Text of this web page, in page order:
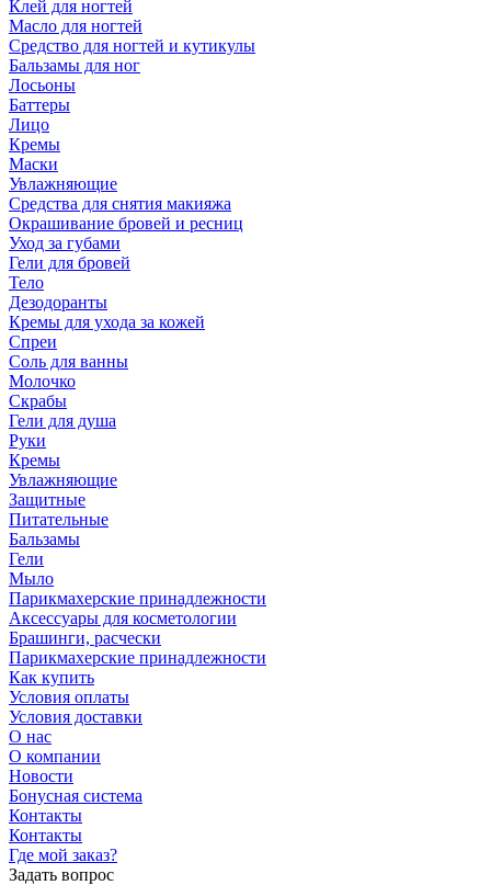
Клей для ногтей
Масло для ногтей
Средство для ногтей и кутикулы
Бальзамы для ног
Лосьоны
Баттеры
Лицо
Кремы
Маски
Увлажняющие
Средства для снятия макияжа
Окрашивание бровей и ресниц
Уход за губами
Гели для бровей
Тело
Дезодоранты
Кремы для ухода за кожей
Спреи
Соль для ванны
Молочко
Скрабы
Гели для душа
Руки
Кремы
Увлажняющие
Защитные
Питательные
Бальзамы
Гели
Мыло
Парикмахерские принадлежности
Аксессуары для косметологии
Брашинги, расчески
Парикмахерские принадлежности
Как купить
Условия оплаты
Условия доставки
О нас
О компании
Новости
Бонусная система
Контакты
Контакты
Где мой заказ?
Задать вопрос